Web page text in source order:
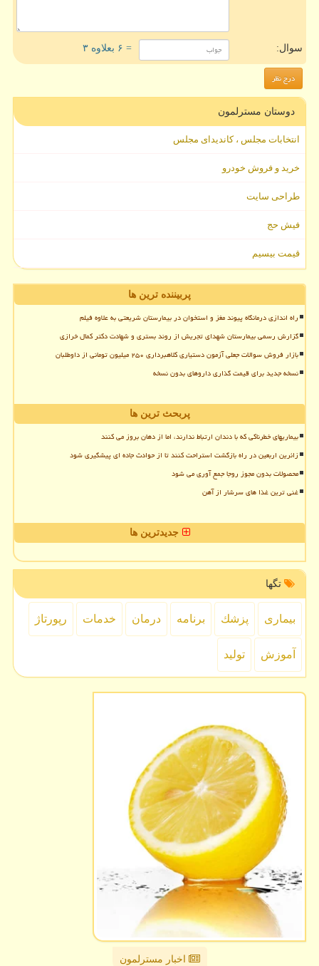
سوال: = ۶ بعلاوه ۳
دوستان مسترلمون
انتخابات مجلس ، کاندیدای مجلس
خرید و فروش خودرو
طراحی سایت
فیش حج
قیمت بیسیم
پربیننده ترین ها
راه اندازی درمانگاه پیوند مغز و استخوان در بیمارستان شریعتی به علاوه فیلم
گزارش رسمی بیمارستان شهدای تجریش از روند بستری و شهادت دکتر کمال خرازی
بازار فروش سوالات جعلی آزمون دستیاری کلاهبرداری ۲۵۰ میلیون تومانی از داوطلبان
نسخه جدید برای قیمت گذاری داروهای بدون نسخه
پربحث ترین ها
بیماریهای خطرناکی که با دندان ارتباط ندارند، اما از دهان بروز می کنند
زائرین اربعین در راه بازگشت استراحت کنند تا از حوادث جاده ای پیشگیری شود
محصولات بدون مجوز روجا جمع آوری می شود
غنی ترین غذا های سرشار از آهن
جدیدترین ها
تگها
بیماری پزشك برنامه درمان خدمات رپورتاژ
آموزش تولید
اخبار مسترلمون